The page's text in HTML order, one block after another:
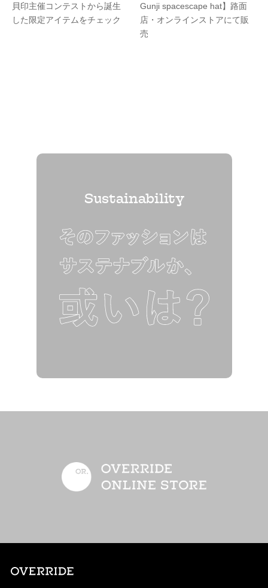
貝印主催コンテストから誕生
した限定アイテムをチェック
Gunji spacescape hat】路面
店・オンラインストアにて販
売
Sustainability